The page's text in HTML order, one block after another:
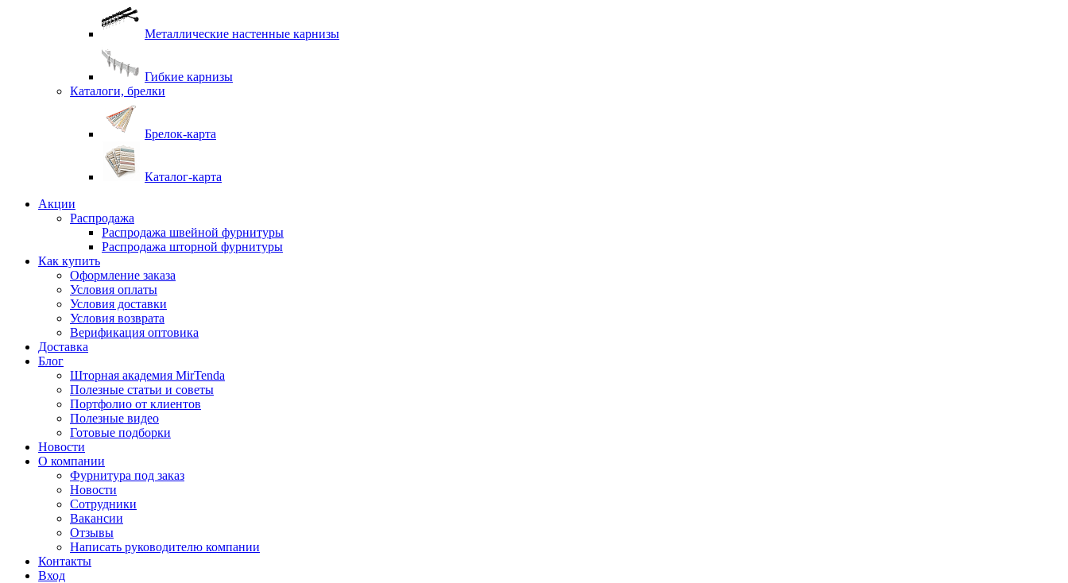
Металлические настенные карнизы
Гибкие карнизы
Каталоги, брелки
Брелок-карта
Каталог-карта
Акции
Распродажа
Распродажа швейной фурнитуры
Распродажа шторной фурнитуры
Как купить
Оформление заказа
Условия оплаты
Условия доставки
Условия возврата
Верификация оптовика
Доставка
Блог
Шторная академия MirTenda
Полезные статьи и советы
Портфолио от клиентов
Полезные видео
Готовые подборки
Новости
О компании
Фурнитура под заказ
Новости
Сотрудники
Вакансии
Отзывы
Написать руководителю компании
Контакты
Вход